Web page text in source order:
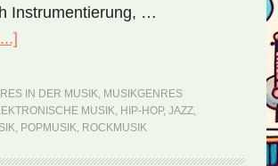
Instrumentierung, …
der
Musik
IN DER MUSIK, MUSIKGENRES
MUSIK, HIP-HOP, JAZZ,
, POPMUSIK, ROCKMUSIK